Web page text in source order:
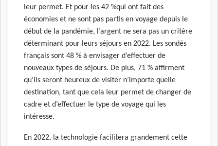
leur permet. Et pour les 42 %qui ont fait des
économies et ne sont pas partis en voyage depuis le
début de la pandémie, l’argent ne sera pas un critère
déterminant pour leurs séjours en 2022. Les sondés
français sont 48 % à envisager d’effectuer de
nouveaux types de séjours. De plus, 71 % affirment
qu’ils seront heureux de visiter n’importe quelle
destination, tant que cela leur permet de changer de
cadre et d’effectuer le type de voyage qui les
intéresse.
En 2022, la technologie facilitera grandement cette